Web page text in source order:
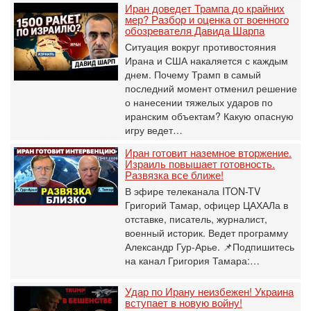
Иран доведет Трампа до крайних
мер? Разбор и оценка от военного
обозревателя Давида Шарпа
Ситуация вокруг противостояния
Ирана и США накаляется с каждым
днем. Почему Трамп в самый
последний момент отменил решение
о нанесении тяжелых ударов по
иранским объектам? Какую опасную
игру ведет…
Иран готовит наземное вторжение.
Израиль повышает готовность.
Развязка все ближе!
В эфире телеканала ITON-TV
Григорий Тамар, офицер ЦАХАЛа в
отставке, писатель, журналист,
военный историк. Ведет программу
Александр Гур-Арье. 📌Подпишитесь
на канал Григория Тамара:…
Удар по Ирану неизбежен! Украина
вступает в новую войну!